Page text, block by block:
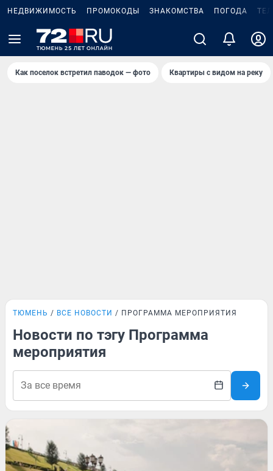
НЕДВИЖИМОСТЬ ПРОМОКОДЫ ЗНАКОМСТВА ПОГОДА
Как поселок встретил паводок — фото Квартиры с видом на реку
ТЮМЕНЬ ВСЕ НОВОСТИ ПРОГРАММА МЕРОПРИЯТИЯ
Новости по тэгу Программа
мероприятия